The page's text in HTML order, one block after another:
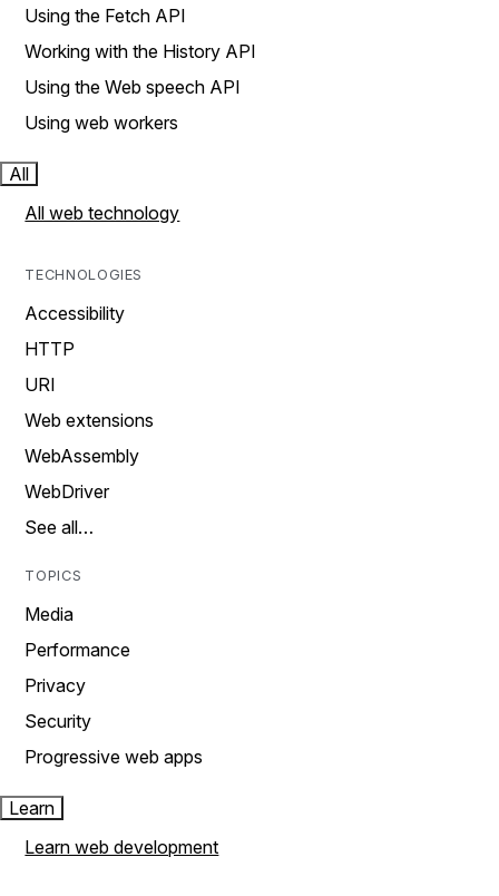
Using the Fetch API
Working with the History API
Using the Web speech API
Using web workers
All
All web technology
TECHNOLOGIES
Accessibility
HTTP
URI
Web extensions
WebAssembly
WebDriver
See all…
TOPICS
Media
Performance
Privacy
Security
Progressive web apps
Learn
Learn web development